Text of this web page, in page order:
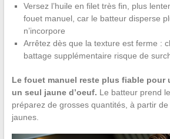
Versez l’huile en filet très fin, plus
fouet manuel, car le batteur disperse
n’incorpore
Arrêtez dès que la texture est ferme :
battage supplémentaire risque de
Le fouet manuel reste plus fiable pour
un seul jaune d’oeuf. Le batteur prend
préparez de grosses quantités, à partir
jaunes.